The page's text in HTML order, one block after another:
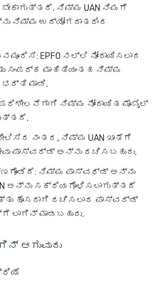
ನಿಮ್ಮ UAN ನಿಮಗೆ
ನಿಮ್ಮ ಉದ್ಯೋಗದಾತರಿಂದ
ನಮೂದಿಸಿ: EPFO ನಲ್ಲಿ ನೋಂದಾಯಿಸಲಾದ
ಸಂಪರ್ಕ ಮಾಹಿತಿಯಂತಹ ನಿಮ್ಮ
ಮಾಡಿ.
ನಿಮ್ಮ ನೋಂದಾಯಿತ ಮೊಬೈಲ್
ನಂತರ, ನಿಮ್ಮ UAN ಖಾತೆಗೆ
ಪಾಸ್‌ವರ್ಡ್ ಅನ್ನು ರಚಿಸಬಹುದು.
: ನಿಮ್ಮ ಪಾಸ್‌ವರ್ಡ್ ಅನ್ನು
ಅನ್ನು ಸಕ್ರಿಯಗೊಳಿಸಲಾಗುತ್ತದೆ
ಹೊಸದಾಗಿ ರಚಿಸಲಾದ ಪಾಸ್‌ವರ್ಡ್
ಲಾಗಿನ್ ಮಾಡಬಹುದು.
ಆಗುವುದು